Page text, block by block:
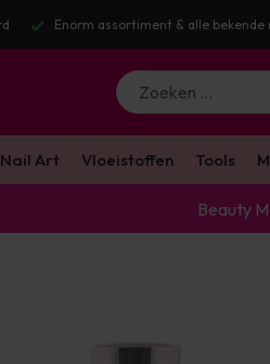
Gratis verzending v.a. €100 excl. BTW
Nail Art Vloeistoffen Tools
Beauty